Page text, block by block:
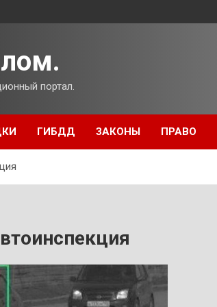
портал.
ГИБДД ЗАКОНЫ ПРАВО